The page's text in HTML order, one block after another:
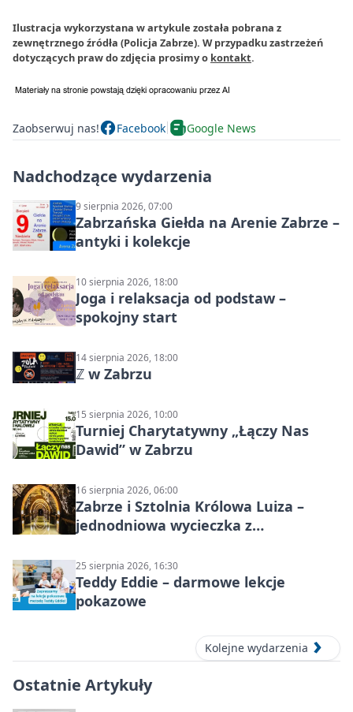
Ilustracja wykorzystana w artykule została pobrana z
zewnętrznego źródła (Policja Zabrze). W przypadku zastrzeżeń
dotyczących praw do zdjęcia prosimy o kontakt.
Zaobserwuj nas! Facebook Google News
Nadchodzące wydarzenia
9 sierpnia 2026, 07:00
Zabrzańska Giełda na Arenie Zabrze –
antyki i kolekcje
10 sierpnia 2026, 18:00
Joga i relaksacja od podstaw –
spokojny start
14 sierpnia 2026, 18:00
ℤ w Zabrzu
15 sierpnia 2026, 10:00
Turniej Charytatywny „Łączy Nas
Dawid” w Zabrzu
16 sierpnia 2026, 06:00
Zabrze i Sztolnia Królowa Luiza –
jednodniowa wycieczka z
miasta
25 sierpnia 2026, 16:30
Teddy Eddie – darmowe lekcje
pokazowe
Kolejne wydarzenia
Ostatnie Artykuły